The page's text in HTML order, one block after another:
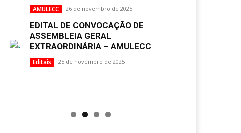
AMULECC 26 de novembro de 2025
EDITAL DE CONVOCAÇÃO DE
ASSEMBLEIA GERAL
EXTRAORDINÁRIA – AMULECC
Editais 25 de novembro de 2025